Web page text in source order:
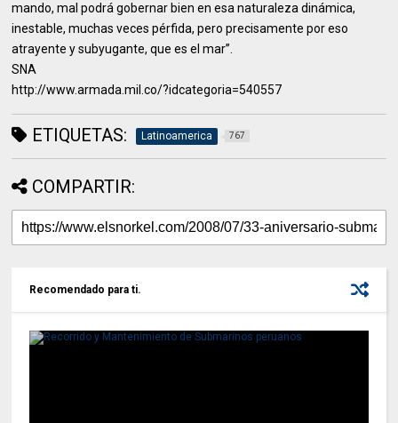
mando, mal podrá gobernar bien en esa naturaleza dinámica,
inestable, muchas veces pérfida, pero precisamente por eso
atrayente y subyugante, que es el mar”.
SNA
http://www.armada.mil.co/?idcategoria=540557
ETIQUETAS: Latinoamerica 767
COMPARTIR:
Recomendado para ti.